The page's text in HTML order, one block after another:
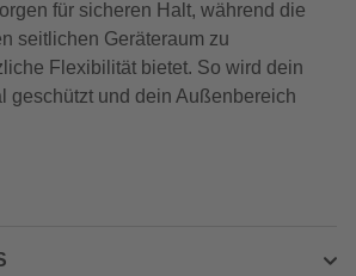
für sicheren Halt, während die
seitlichen Geräteraum zu
Flexibilität bietet. So wird dein
geschützt und dein Außenbereich